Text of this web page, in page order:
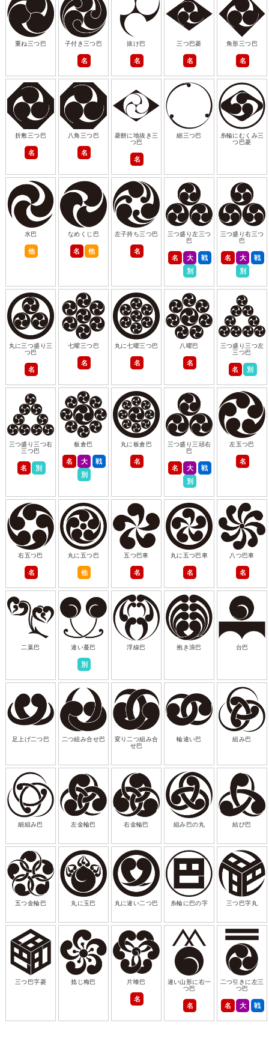
重ね三つ巴 子付き三つ巴
名
抜け巴
名
三つ巴菱
名
角形三つ巴
名
折敷三つ巴
名
八角三つ巴
名
菱餅に地抜き三
つ巴
名
細三つ巴
糸輪にむくみ三
つ巴菱
水巴
他
なめくじ巴
名 他
左子持ち三つ巴
名
三つ盛り左三つ
巴
名 大
戦
別
三つ盛り右三つ
巴
名 大
戦
別
丸に三つ盛り三
つ巴
名
七曜三つ巴
名
丸に七曜三つ巴
名
八曜巴
名
三つ盛り三つ左
三つ巴
名 別
三つ盛り三つ右
三つ巴
名 別
板倉巴
名 大
戦
別
丸に板倉巴
名
三つ盛り三頭右
巴
名 大
戦
別
左五つ巴
名
右五つ巴
名
丸に五つ巴
他
五つ巴車
名
丸に五つ巴車
名
八つ巴車
名
二葉巴 違い蔓巴
別
浮線巴 抱き浪巴 台巴
足上げ二つ巴 二つ組み合せ巴
変り二つ組み合
せ巴
輪違い巴 組み巴
細組み巴 左金輪巴 右金輪巴 組み巴の丸 結び巴
五つ金輪巴 丸に玉巴 丸に違い二つ巴 糸輪に巴の字 三つ巴字丸
三つ巴字菱 捻じ梅巴 片喰巴
名
違い山形に右一
つ巴
名
二つ引きに左三
つ巴
名 大 戦